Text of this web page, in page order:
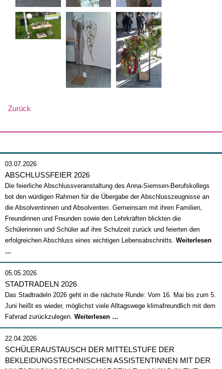
Zurück
03.07.2026
ABSCHLUSSFEIER 2026
Die feierliche Abschlussveranstaltung des Anna-Siemsen-Berufskollegs
bot den würdigen Rahmen für die Übergabe der Abschlusszeugnisse an
die Absolventinnen und Absolventen. Gemeinsam mit ihren Familien,
Freundinnen und Freunden sowie den Lehrkräften blickten die
Schülerinnen und Schüler auf ihre Schulzeit zurück und feierten den
erfolgreichen Abschluss eines wichtigen Lebensabschnitts. Weiterlesen
…
2026
05.05.2026
STADTRADELN 2026
Das Stadtradeln 2026 geht in die nächste Runde: Vom 16. Mai bis zum 5.
Juni heißt es wieder, möglichst viele Alltagswege klimafreundlich mit dem
Fahrrad zurückzulegen. Weiterlesen …
2026
22.04.2026
SCHÜLERAUSTAUSCH DER MITTELSTUFE DER
BEKLEIDUNGSTECHNISCHEN ASSISTENTINNEN MIT DER